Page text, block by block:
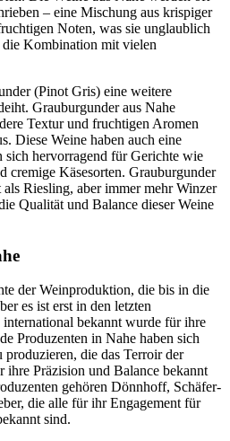
– eine Mischung aus krispiger
Noten, was sie unglaublich
Kombination mit vielen
(Pinot Gris) eine weitere
Grauburgunder aus Nahe
Textur und fruchtigen Aromen
Diese Weine haben auch eine
sich hervorragend für Gerichte wie
cremige Käsesorten. Grauburgunder
Riesling, aber immer mehr Winzer
Qualität und Balance dieser Weine
der Weinproduktion, die bis in die
es ist erst in den letzten
international bekannt wurde für ihre
Produzenten in Nahe haben sich
die das Terroir der
Präzision und Balance bekannt
gehören Dönnhoff, Schäfer-
die alle für ihr Engagement für
sind.